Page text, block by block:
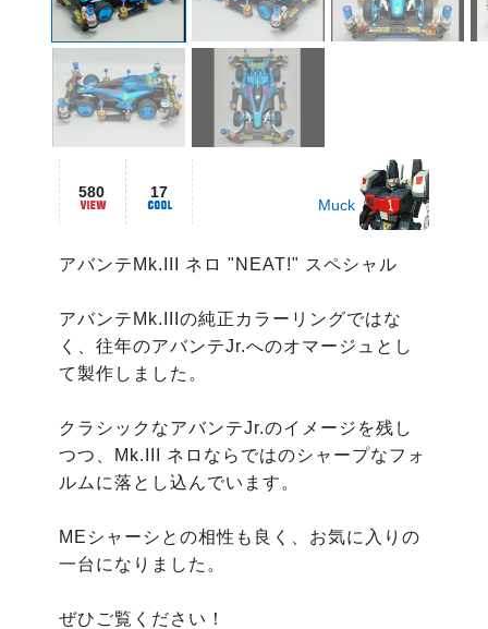
580 17
Muck
アバンテMk.III ネロ "NEAT!" スペシャル
アバンテMk.IIIの純正カラーリングではな
く、往年のアバンテJr.へのオマージュとし
て製作しました。
クラシックなアバンテJr.のイメージを残し
つつ、Mk.III ネロならではのシャープなフォ
ルムに落とし込んでいます。
MEシャーシとの相性も良く、お気に入りの
一台になりました。
ぜひご覧ください！